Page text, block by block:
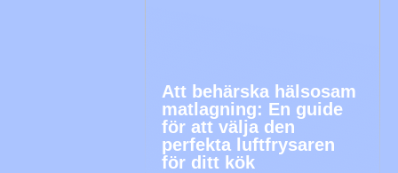
Att behärska hälsosam
matlagning: En guide
för att välja den
perfekta luftfrysaren
för ditt kök